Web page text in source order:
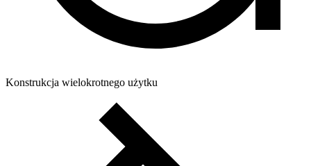
Konstrukcja wielokrotnego użytku